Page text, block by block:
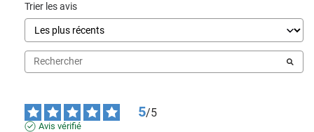
Trier les avis
5/5
Avis vérifié